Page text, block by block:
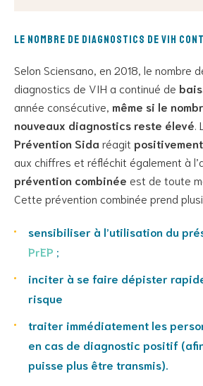
Le nombre de diagnostics de VIH
Selon Sciensano, en 2018, le nombre
diagnostics de VIH a continué de
année consécutive, même si le
nouveaux diagnostics reste élevé .
Prévention Sida réagit
aux chiffres et réfléchit également à
prévention combinée est de toute
Cette prévention combinée prend
sensibiliser à l’utilisation du
PrEP ;
inciter à se faire dépister
risque
traiter immédiatement les
en cas de diagnostic positif
puisse plus être transmis).